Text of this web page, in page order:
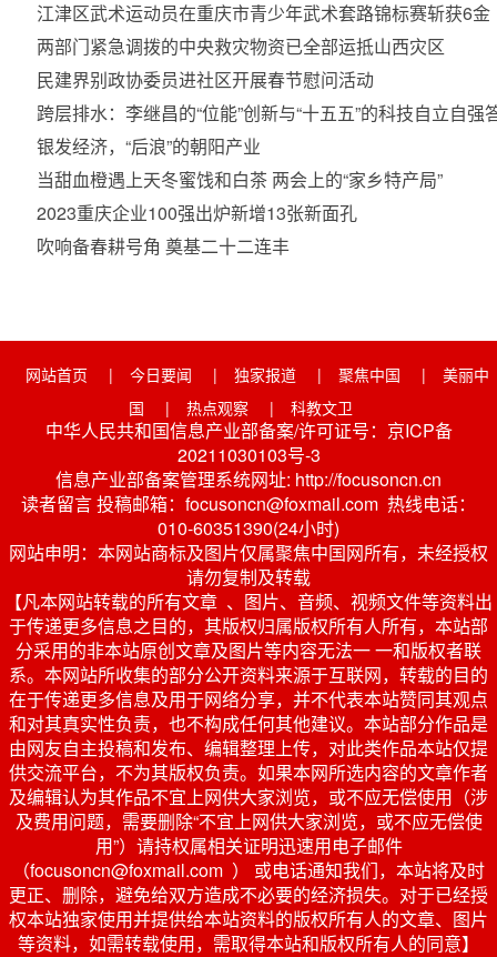
江津区武术运动员在重庆市青少年武术套路锦标赛斩获6金
两部门紧急调拨的中央救灾物资已全部运抵山西灾区
民建界别政协委员进社区开展春节慰问活动
跨层排水：李继昌的“位能”创新与“十五五”的科技自立自强
银发经济，“后浪”的朝阳产业
当甜血橙遇上天冬蜜饯和白茶 两会上的“家乡特产局”
2023重庆企业100强出炉新增13张新面孔
吹响备春耕号角 奠基二十二连丰
网站首页 | 今日要闻 | 独家报道 | 聚焦中国 |
美丽中
国
| 热点观察 | 科教文卫
中华人民共和国信息产业部备案/许可证号：京ICP备
20211030103号-3
信息产业部备案管理系统网址: http://focusoncn.cn
读者留言 投稿邮箱：focusoncn@foxmail.com 热线电话：
010-60351390(24小时)
网站申明：本网站商标及图片仅属聚焦中国网所有，未经授权
请勿复制及转载
【凡本网站转载的所有文章 、图片、音频、视频文件等资料出
于传递更多信息之目的，其版权归属版权所有人所有，本站部
分采用的非本站原创文章及图片等内容无法一 一和版权者联
系。本网站所收集的部分公开资料来源于互联网，转载的目的
在于传递更多信息及用于网络分享，并不代表本站赞同其观点
和对其真实性负责，也不构成任何其他建议。本站部分作品是
由网友自主投稿和发布、编辑整理上传，对此类作品本站仅提
供交流平台，不为其版权负责。如果本网所选内容的文章作者
及编辑认为其作品不宜上网供大家浏览，或不应无偿使用（涉
及费用问题，需要删除“不宜上网供大家浏览，或不应无偿使
用”）请持权属相关证明迅速用电子邮件
（focusoncn@foxmail.com ） 或电话通知我们，本站将及时
更正、删除，避免给双方造成不必要的经济损失。对于已经授
权本站独家使用并提供给本站资料的版权所有人的文章、图片
等资料，如需转载使用，需取得本站和版权所有人的同意】